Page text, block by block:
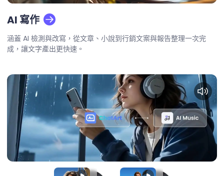
AI 寫作
涵蓋 AI 檢測與改寫，從文章、小說到行銷文案與報告整理一次完
成，讓文字產出更快速。